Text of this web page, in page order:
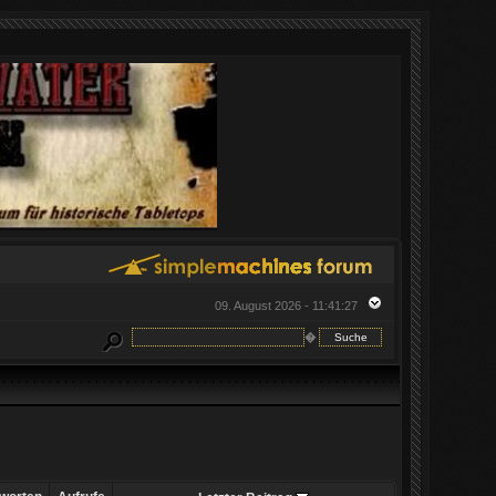
09. August 2026 - 11:41:27
�